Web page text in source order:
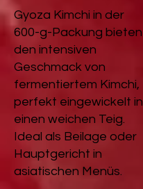
Gyoza Kimchi in der
600-g-Packung bieten
den intensiven
Geschmack von
fermentiertem Kimchi,
perfekt eingewickelt in
einen weichen Teig.
Ideal als Beilage oder
Hauptgericht in
asiatischen Menüs.